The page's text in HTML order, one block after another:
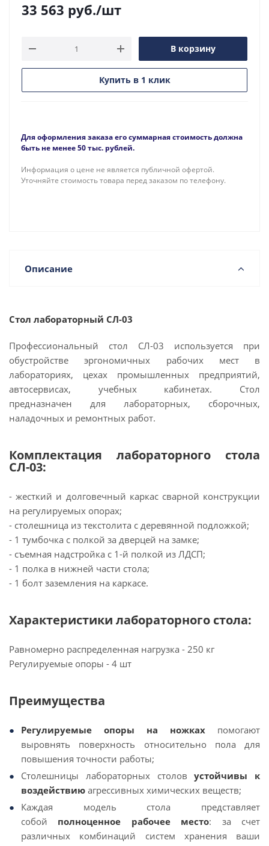
33 563 руб./шт
В корзину
Купить в 1 клик
Для оформления заказа его суммарная стоимость должна
быть не менее 50 тыс. рублей.
Информация о цене не является публичной офертой.
Уточняйте стоимость товара перед заказом по телефону.
Описание
Стол лабораторный СЛ-03
Профессиональный стол СЛ-03 используется при
обустройстве эргономичных рабочих мест в
лабораториях, цехах промышленных предприятий,
автосервисах, учебных кабинетах. Стол
предназначен для лабораторных, сборочных,
наладочных и ремонтных работ.
Комплектация лабораторного стола
СЛ-03:
- жесткий и долговечный каркас сварной конструкции
на регулируемых опорах;
- столешница из текстолита с деревянной подложкой;
- 1 тумбочка с полкой за дверцей на замке;
- съемная надстройка с 1-й полкой из ЛДСП;
- 1 полка в нижней части стола;
- 1 болт заземления на каркасе.
Характеристики лабораторного стола:
Равномерно распределенная нагрузка - 250 кг
Регулируемые опоры - 4 шт
Преимущества
Регулируемые опоры на ножках помогают
выровнять поверхность относительно пола для
повышения точности работы;
Столешницы лабораторных столовустойчивы к
воздействию агрессивных химических веществ;
Каждая модель стола представляет
собой полноценное рабочее место: за счет
различных комбинаций систем хранения ваши